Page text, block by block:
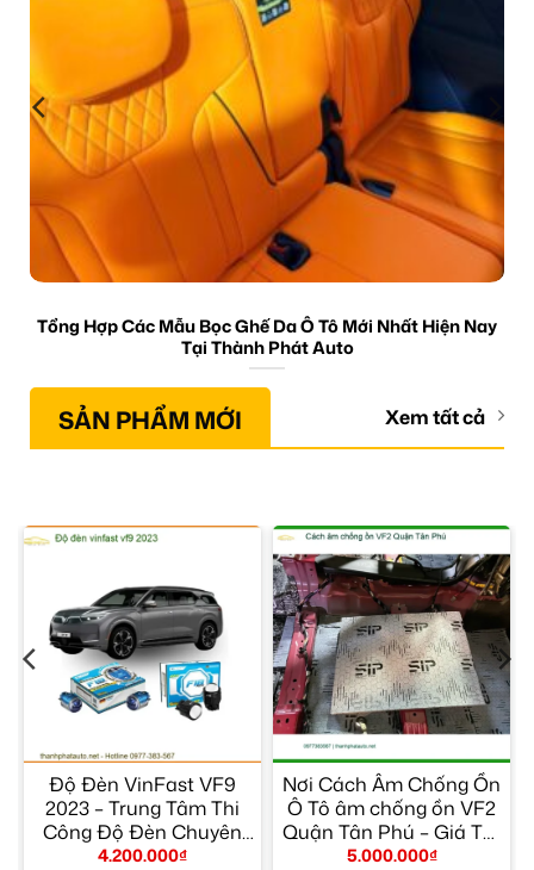
Tổng Hợp Các Mẫu Bọc Ghế Da Ô Tô Mới Nhất Hiện Nay
Tại Thành Phát Auto
SẢN PHẨM MỚI Xem tất cả
Độ Đèn VinFast VF9
2023 – Trung Tâm Thi
Công Độ Đèn Chuyên
Nghiệp Giá Tốt TPHCM
4.200.000₫
Nơi Cách Âm Chống Ồn
Ô Tô âm chống ồn VF2
Quận Tân Phú – Giá Tốt
TPHCM
5.000.000₫